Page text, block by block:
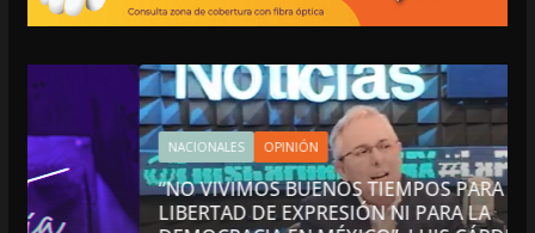
NACIONALES OPINIÓN
“NO VIVIMOS BUENOS TIEMPOS PARA LA
LIBERTAD DE EXPRESIÓN NI PARA LA